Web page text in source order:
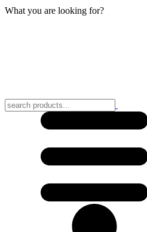
What you are looking for?